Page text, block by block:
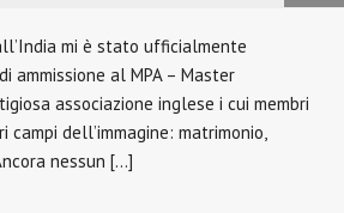
mi è stato ufficialmente
al MPA – Master
associazione inglese i cui membri
dell’immagine: matrimonio,
nessun […]